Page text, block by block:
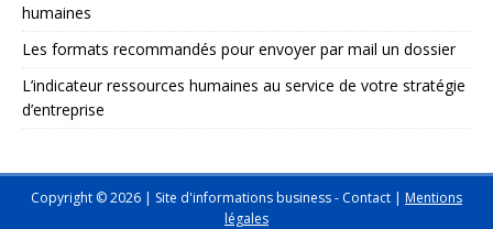
humaines
Les formats recommandés pour envoyer par mail un dossier
L’indicateur ressources humaines au service de votre stratégie
d’entreprise
Copyright © 2026 | Site d'informations business - Contact | Mentions
légales